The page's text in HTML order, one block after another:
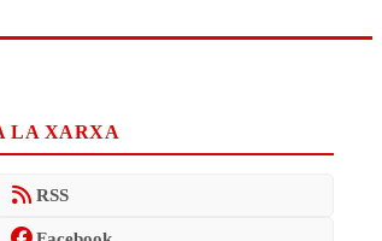
LA XARXA
RSS